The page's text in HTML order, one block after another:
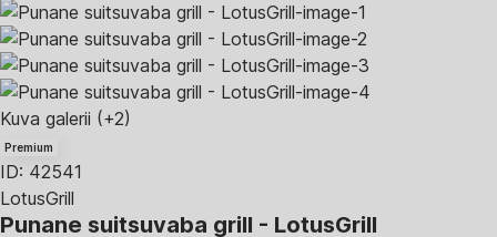
Kuva galerii (+2)
Premium
ID: 42541
LotusGrill
Punane suitsuvaba grill - LotusGrill